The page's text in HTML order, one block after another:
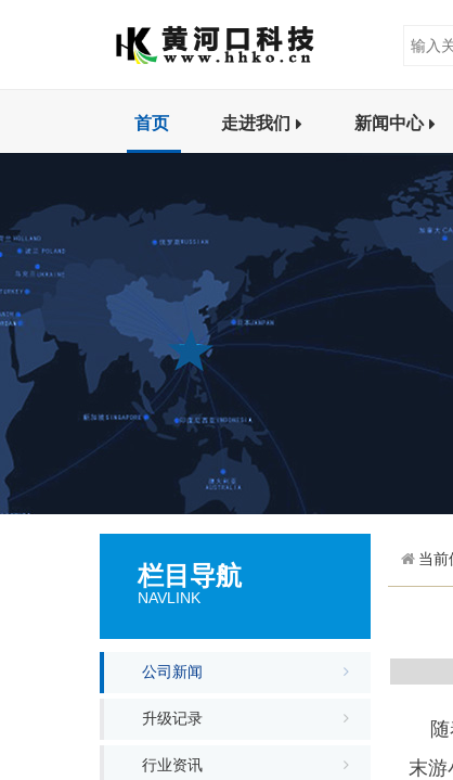
首页 走进我们 新闻中心
栏目导航
NAVLINK
公司新闻
升级记录
行业资讯
当前
随
末游